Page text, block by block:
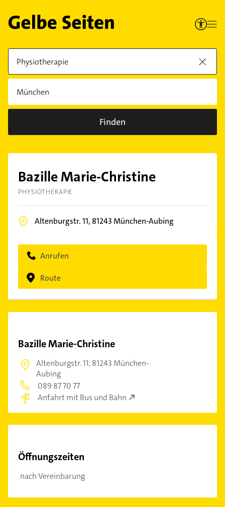
Finden
Bazille Marie-Christine
PHYSIOTHERAPIE
Altenburgstr. 11, 81243München-Aubing
Anrufen
Route
Bazille Marie-Christine
Altenburgstr. 11,81243 München-
Aubing
089 87 70 77
Anfahrt mit Bus und Bahn
Öffnungszeiten
nach Vereinbarung